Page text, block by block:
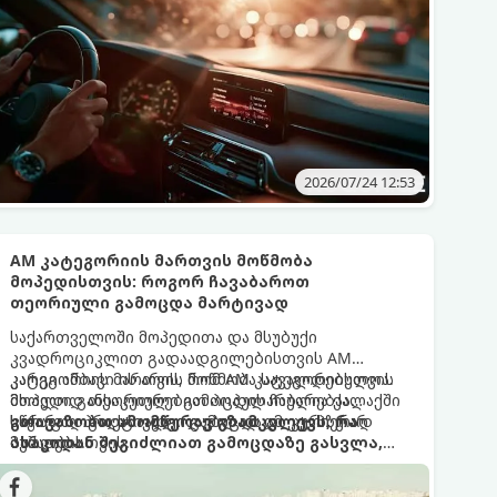
2026/07/24 12:53
AM კატეგორიის მართვის მოწმობა
მოპედისთვის: როგორ ჩავაბაროთ
თეორიული გამოცდა მარტივად
საქართველოში მოპედითა და მსუბუქი
კვადროციკლით გადაადგილებისთვის AM
კატეგორიის მართვის მოწმობა სავალდებულოა.
მოპედი განსაკუთრებით პოპულარულია ქალაქში
სწრაფად გადასაადგილებლად და კურიერად
მუშაობისთვის.
კარგი ამბავი ის არის, რომ AM კატეგორიისთვის
მხოლოდ თეორიული გამოცდის ჩაბარებაა
საჭირო - პრაქტიკული გამოცდა ამ ეტაპზე არ
ბარდება.
გთავაზობთ ამომწურავ გზამკვლევს, რა
ასაკიდან შეგიძლიათ გამოცდაზე გასვლა,
რა საბუთები დაგჭირდებათ და როგორ უნდა
დარეგისტრირდეთ.